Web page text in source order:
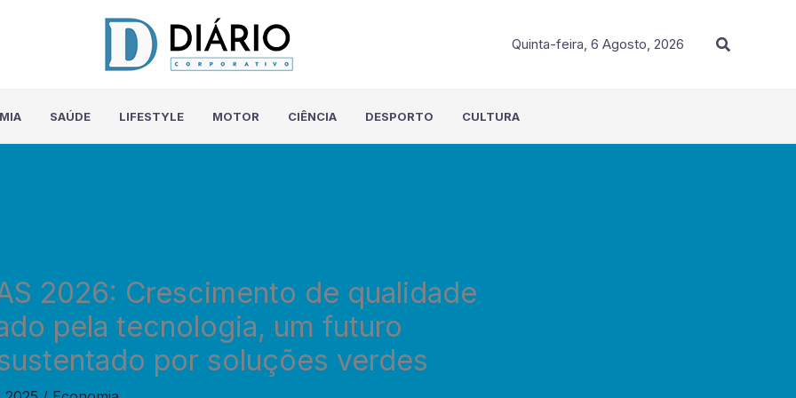
Quinta-feira, 6 Agosto, 2026 Procurar
SAÚDE LIFESTYLE MOTOR CIÊNCIA DESPORTO CULTURA
2026: Crescimento de qualidade
pela tecnologia, um futuro
por soluções verdes